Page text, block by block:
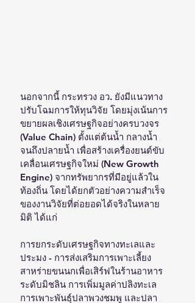
นอกจากนี้ กระทรวง อว. ยังมีแนวทาง
ปรับโฉมการให้ทุนวิจัย โดยมุ่งเน้นการ
ขยายผลเชิงเศรษฐกิจอย่างครบวงจร
(Value Chain) ตั้งแต่ต้นน้ำ กลางน้ำ
จนถึงปลายน้ำ เพื่อสร้างเครื่องยนต์ขับ
เคลื่อนเศรษฐกิจใหม่ (New Growth
Engine) จากทรัพยากรที่มีอยู่แล้วใน
ท้องถิ่น โดยได้ยกตัวอย่างความสำเร็จ
ของงานวิจัยที่ต่อยอดได้จริงในหลาย
มิติ ได้แก่
การยกระดับเศรษฐกิจทางทะเลและ
ประมง - การส่งเสริมการเพาะเลี้ยง
สาหร่ายขนนกเพื่อเสิร์ฟในร้านอาหาร
ระดับมิชลิน การเพิ่มมูลค่าปลิงทะเล
การเพาะพันธุ์ปลาพวงชมพู และปลา